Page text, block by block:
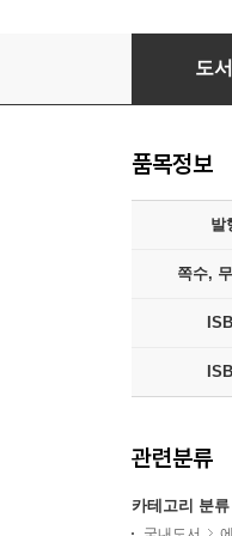
지선아 사
도
품목정보
발
쪽수,
관련분류
카테고리 분류